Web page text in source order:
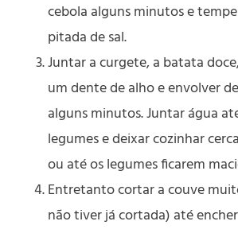
cebola alguns minutos e
pitada de sal.
Juntar a curgete, a batata
um dente de alho e envolver
alguns minutos. Juntar água
legumes e deixar cozinhar
ou até os legumes ficarem
Entretanto cortar a couve
não tiver já cortada) até